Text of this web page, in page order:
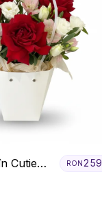
Cutie
RON259